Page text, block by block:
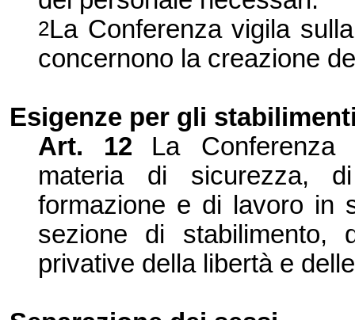
2La Conferenzavigila
concernono la creazione
Esigenze per gli
Art. 12 La Conferenza
materia di sicurezza,
formazione e di lavoro in
sezione di stabilimento,
privative della libertà e